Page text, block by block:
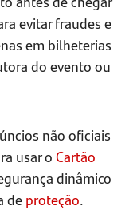
evitar fraudes e
em bilheterias
do evento ou
não oficiais
usar o Cartão
dinâmico
de proteção.